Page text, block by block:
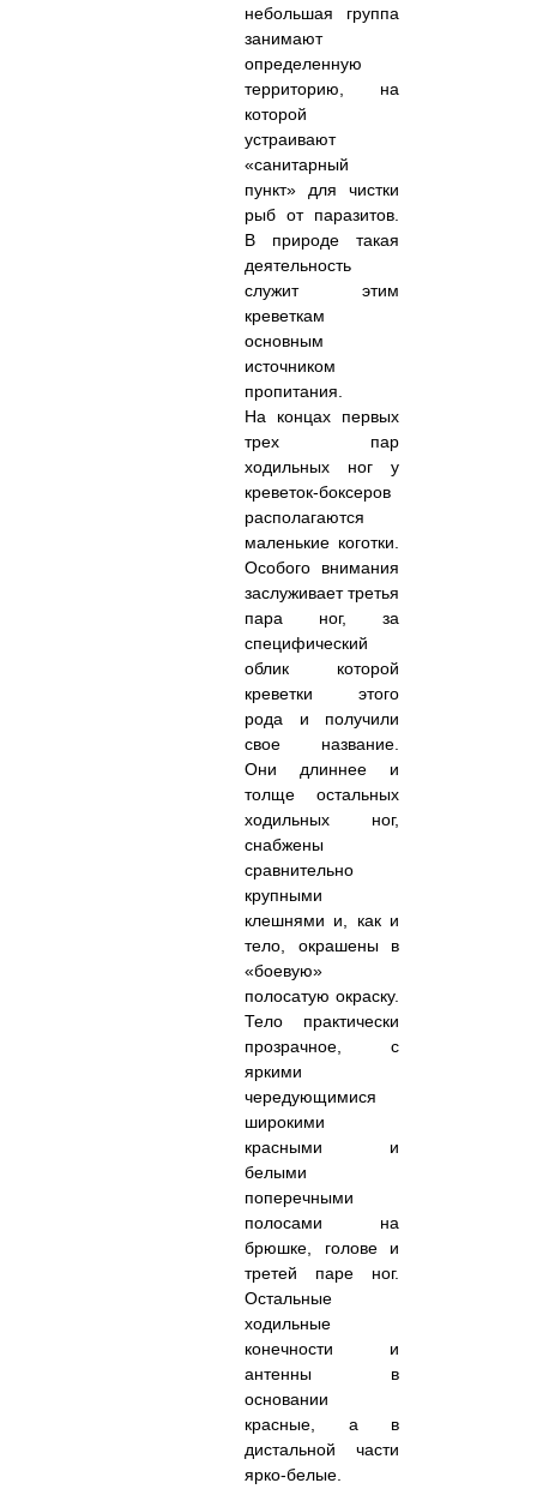
небольшая группа
занимают
определенную
территорию, на
которой
устраивают
«санитарный
пункт» для чистки
рыб от паразитов.
В природе такая
деятельность
служит этим
креветкам
основным
источником
пропитания.
На концах первых
трех пар
ходильных ног у
креветок-боксеров
располагаются
маленькие коготки.
Особого внимания
заслуживает третья
пара ног, за
специфический
облик которой
креветки этого
рода и получили
свое название.
Они длиннее и
толще остальных
ходильных ног,
снабжены
сравнительно
крупными
клешнями и, как и
тело, окрашены в
«боевую»
полосатую окраску.
Тело практически
прозрачное, с
яркими
чередующимися
широкими
красными и
белыми
поперечными
полосами на
брюшке, голове и
третей паре ног.
Остальные
ходильные
конечности и
антенны в
основании
красные, а в
дистальной части
ярко-белые.